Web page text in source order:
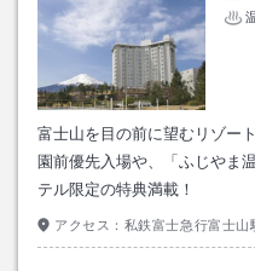
富士山を目の前に望むリゾー
園前優先入場や、「ふじやま
テル限定の特典満載！
アクセス： 私鉄富士急行富士